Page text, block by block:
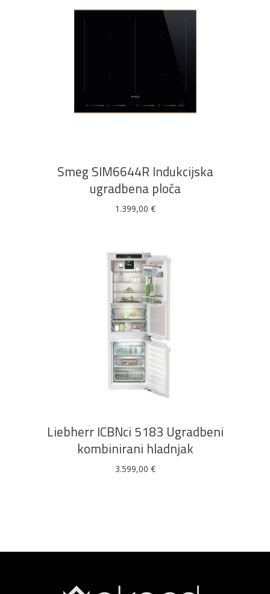
DODAJ U KOŠARICU
Smeg SIM6644R Indukcijska
ugradbena ploča
1.399,00 €
DODAJ U KOŠARICU
Liebherr ICBNci 5183 Ugradbeni
kombinirani hladnjak
3.599,00 €